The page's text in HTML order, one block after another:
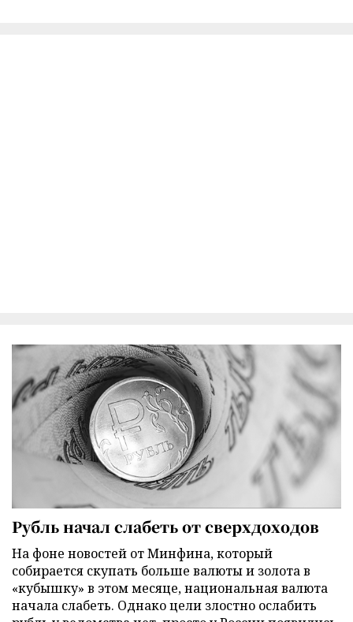
Рубль начал слабеть от сверхдоходов
На фоне новостей от Минфина, который
собирается скупать больше валюты и золота в
«кубышку» в этом месяце, национальная валюта
начала слабеть. Однако цели злостно ослабить